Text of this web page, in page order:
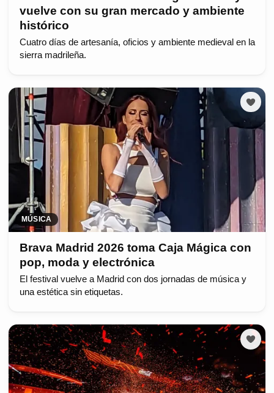
vuelve con su gran mercado y ambiente
histórico
Cuatro días de artesanía, oficios y ambiente medieval en la
sierra madrileña.
MÚSICA
Brava Madrid 2026 toma Caja Mágica con
pop, moda y electrónica
El festival vuelve a Madrid con dos jornadas de música y
una estética sin etiquetas.